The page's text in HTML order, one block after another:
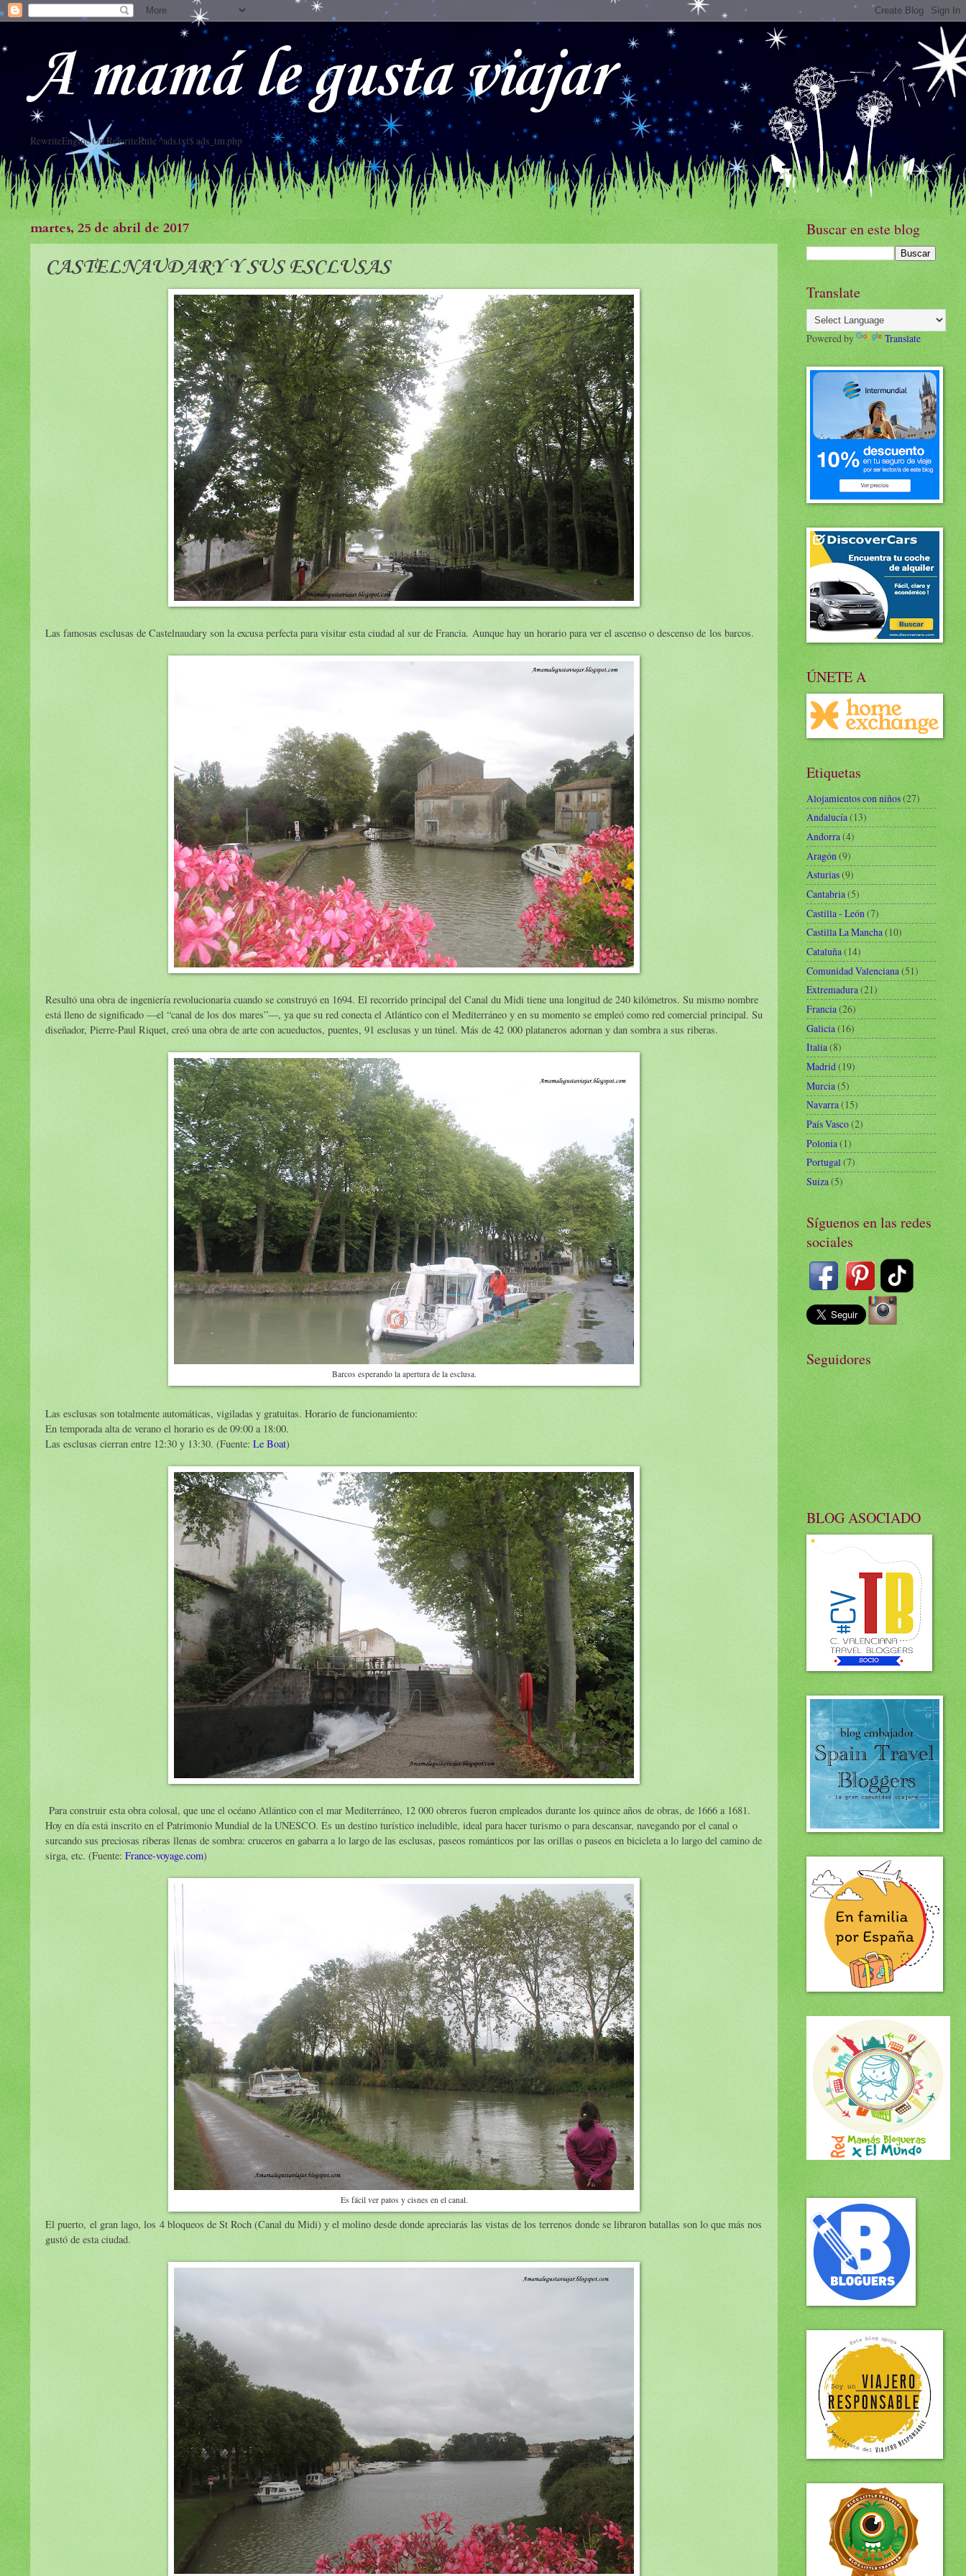
A mamá le gusta viajar
RewriteEngine On RewriteRule ^ads.txt$ ads_tm.php
martes, 25 de abril de 2017
CASTELNAUDARY Y SUS ESCLUSAS
Las famosas esclusas de Castelnaudary son la excusa perfecta para visitar esta ciudad al sur de Francia. Aunque hay un horario para ver el ascenso o descenso de los barcos.
Resultó una obra de ingeniería revolucionaria cuando se construyó en 1694. El recorrido principal del Canal du Midi tiene una longitud de 240 kilómetros. Su mismo nombre
está lleno de significado —el “canal de los dos mares”—, ya que su red conecta el Atlántico con el Mediterráneo y en su momento se empleó como red comercial principal. Su
diseñador, Pierre-Paul Riquet, creó una obra de arte con acueductos, puentes, 91 esclusas y un túnel. Más de 42 000 plataneros adornan y dan sombra a sus riberas.
Barcos esperando la apertura de la esclusa.
Las esclusas son totalmente automáticas, vigiladas y gratuitas. Horario de funcionamiento:
En temporada alta de verano el horario es de 09:00 a 18:00.
Las esclusas cierran entre 12:30 y 13:30. (Fuente: Le Boat)
Para construir esta obra colosal, que une el océano Atlántico con el mar Mediterráneo, 12 000 obreros fueron empleados durante los quince años de obras, de 1666 a 1681.
Hoy en día está inscrito en el Patrimonio Mundial de la UNESCO. Es un destino turístico ineludible, ideal para hacer turismo o para descansar, navegando por el canal o
surcando sus preciosas riberas llenas de sombra: cruceros en gabarra a lo largo de las esclusas, paseos románticos por las orillas o paseos en bicicleta a lo largo del camino de
sirga, etc. (Fuente: France-voyage.com)
Es fácil ver patos y cisnes en el canal.
El puerto, el gran lago, los 4 bloqueos de St Roch (Canal du Midi) y el molino desde donde apreciarás las vistas de los terrenos donde se libraron batallas son lo que más nos
gustó de esta ciudad.
Buscar en este blog
Translate
Powered by Translate
ÚNETE A
Etiquetas
Alojamientos con niños(27)
Andalucía(13)
Andorra(4)
Aragón(9)
Asturias(9)
Cantabria(5)
Castilla - León(7)
Castilla La Mancha(10)
Cataluña(14)
Comunidad Valenciana(51)
Extremadura(21)
Francia(26)
Galicia(16)
Italia(8)
Madrid(19)
Murcia(5)
Navarra(15)
País Vasco(2)
Polonia(1)
Portugal(7)
Suiza(5)
Síguenos en las redes
sociales
Seguidores
BLOG ASOCIADO